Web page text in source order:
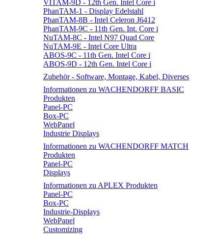
VITAM-9D - 12th Gen. Intel Core i
PhanTAM-1 - Display Edelstahl
PhanTAM-8B - Intel Celeron J6412
PhanTAM-9C - 11th Gen. Int. Core i
NuTAM-8C - Intel N97 Quad Core
NuTAM-9E - Intel Core Ultra
ABOS-9C - 11th Gen. Intel Core i
ABOS-9D - 12th Gen. Intel Core i
Zubehör - Software, Montage, Kabel, Diverses
Informationen zu WACHENDORFF BASIC
Produkten
Panel-PC
Box-PC
WebPanel
Industrie Displays
Informationen zu WACHENDORFF MATCH
Produkten
Panel-PC
Displays
Informationen zu APLEX Produkten
Panel-PC
Box-PC
Industrie-Displays
WebPanel
Customizing